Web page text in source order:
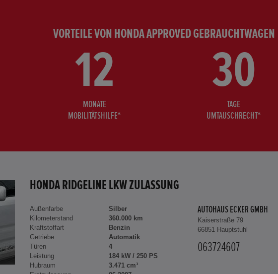
VORTEILE VON HONDA APPROVED GEBRAUCHTWAGEN
12
MONATE
MOBILITÄTSHILFE*
30
TAGE
UMTAUSCHRECHT*
HONDA RIDGELINE LKW ZULASSUNG
Außenfarbe
Silber
Kilometerstand
360.000 km
Kraftstoffart
Benzin
Getriebe
Automatik
Türen
4
Leistung
184 kW / 250 PS
Hubraum
3.471 cm³
AUTOHAUS ECKER GMBH
Kaiserstraße 79
66851 Hauptstuhl
063724607